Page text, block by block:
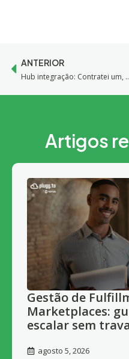
ANTERIOR
Hub integração:
Artigos
Gestão de
Marketplaces:
escalar sem
agosto 5, 2026